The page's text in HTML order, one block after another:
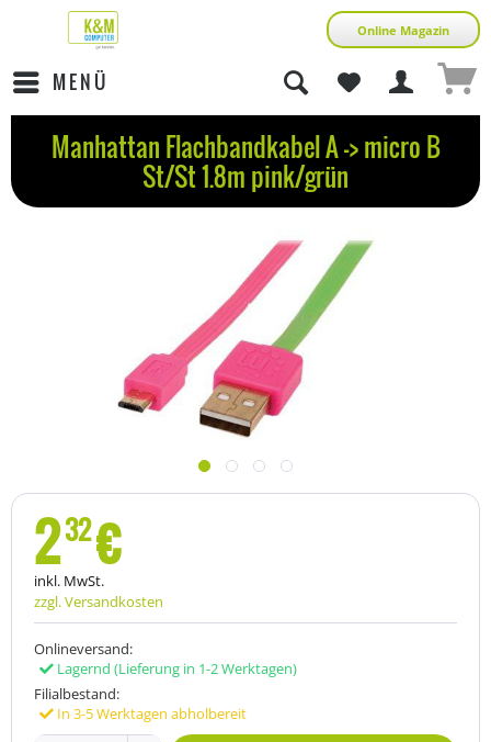
Online Magazin
MENÜ
Manhattan Flachbandkabel A -> micro B
St/St 1.8m pink/grün
232€
inkl. MwSt.
zzgl. Versandkosten
Onlineversand:
Lagernd (Lieferung in 1-2 Werktagen)
Filialbestand:
In 3-5 Werktagen abholbereit